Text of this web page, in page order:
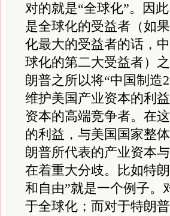
对的就是“全球化”。因
是全球化的受益者（如
化最大的受益者的话，
球化的第二大受益者）
朗普之所以将“中国制造
维护美国产业资本的利
资本的高端竞争者。在
的利益，与美国国家整
朗普所代表的产业资本
在着重大分歧。比如特
和自由”就是一个例子。
于全球化；而对于特朗